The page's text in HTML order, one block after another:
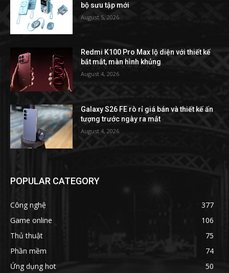
bộ sưu tập mới
August 5, 2026
Redmi K100 Pro Max lộ diện với thiết kế
bắt mắt, màn hình khủng
August 4, 2026
Galaxy S26 FE rò rỉ giá bán và thiết kế ấn
tượng trước ngày ra mắt
August 4, 2026
POPULAR CATEGORY
Công nghệ
377
Game online
106
Thủ thuật
75
Phần mềm
74
Ứng dụng hot
50